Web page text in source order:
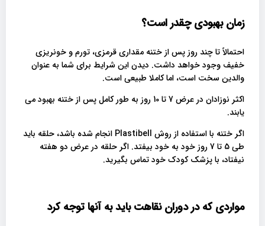
زمان بهبودی چقدر است؟
احتمالاً تا چند روز پس از ختنه مقداری قرمزی، تورم و خونریزی
خفیف وجود خواهد داشت. دیدن این شرایط برای شما به عنوان
والدین سخت است، اما کاملا طبیعی است.
اکثر نوزادان در عرض 7 تا 10 روز به طور کامل پس از ختنه بهبود می
یابند.
اگر ختنه با استفاده از روش Plastibell انجام شده باشد، حلقه باید
طی 5 تا 7 روز خود به خود بیفتد. اگر حلقه در عرض دو هفته
نیفتاد، با پزشک کودک خود تماس بگیرید.
مواردی که در دوران نقاهت باید به آنها توجه کرد